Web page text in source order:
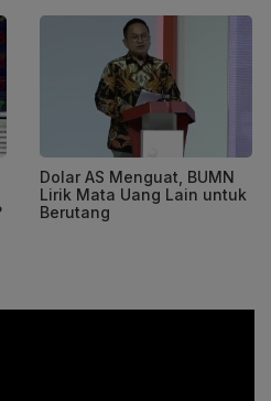
Dolar AS Menguat, BUMN
Lirik Mata Uang Lain untuk
Berutang